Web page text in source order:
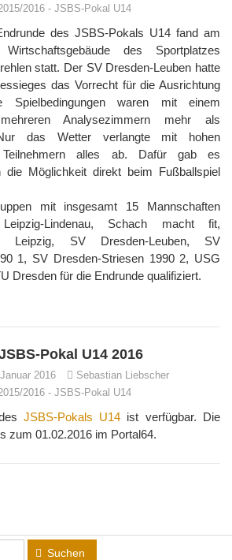
2016 - JSBS-Pokal U14
des JSBS-Pokals U14 fand am
des Sportplatzes
statt. Der SV Dresden-Leuben hatte
das Vorrecht für die Ausrichtung
Spielbedingungen waren mit einem
Analysezimmern mehr als
das Wetter verlangte mit hohen
Teilnehmern alles ab. Dafür gab es
die Möglichkeit direkt beim Fußballspiel
mit insgesamt 15 Mannschaften
Lindenau, Schach macht fit,
Leipzig, SV Dresden-Leuben, SV
1, SV Dresden-Striesen 1990 2, USG
Dresden für die Endrunde qualifiziert.
Pokal U14 2016
2016
Sebastian Liebscher
2016 - JSBS-Pokal U14
JSBS-Pokals U14 ist verfügbar. Die
zum 01.02.2016 im Portal64.
Suchen